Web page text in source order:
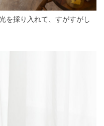
を採り入れて、すがすがし